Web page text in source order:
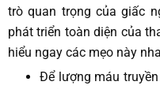
trò quan trọng của giấc
phát triển toàn diện của
hiểu ngay các mẹo này
Để lượng máu